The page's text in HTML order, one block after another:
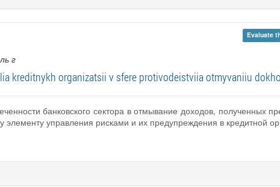
Evaluate
г
kreditnykh organizatsii v sfere protivodeistviia otmyvaniiu
банковского сектора в отмывание доходов, полученных
элементу управления рисками и их предупреждения в кредитной